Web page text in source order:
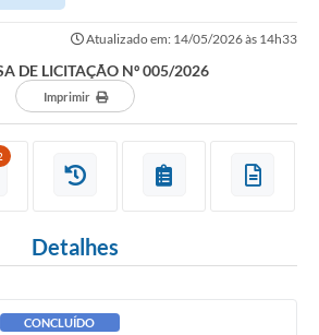
Atualizado em: 14/05/2026 às 14h33
DE LICITAÇÃO Nº 005/2026
Imprimir
Detalhes
CONCLUÍDO